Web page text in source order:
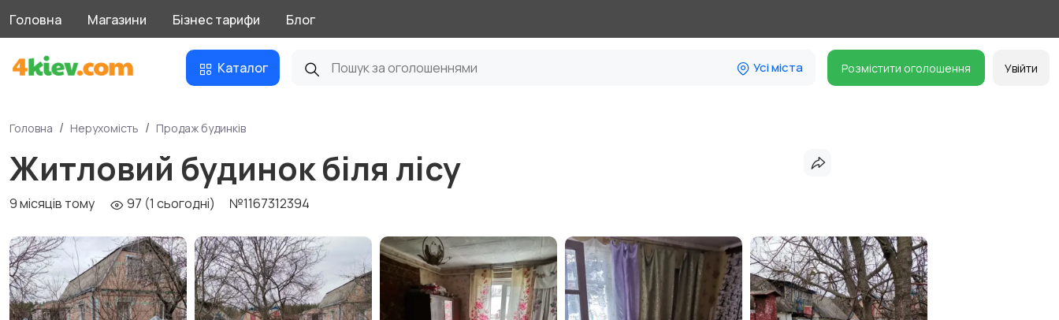
Головна Магазини Бізнес тарифи Блог
Каталог Усі міста Розмістити оголошення Увійти
Головна Нерухомість Продаж будинків
Житловий будинок біля лісу
9 місяців тому 97 (1 сьогодні) №1167312394